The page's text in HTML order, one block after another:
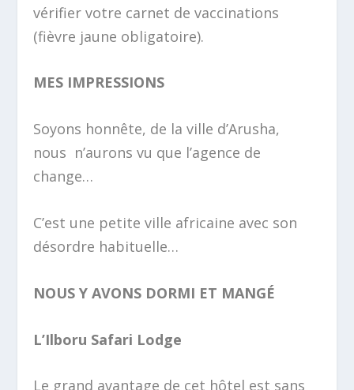
vérifier votre carnet de vaccinations
(fièvre jaune obligatoire).
MES IMPRESSIONS
​Soyons honnête, de la ville d’Arusha,
nous n’aurons vu que l’agence de
change…
C’est une petite ville africaine avec son
désordre habituelle…
NOUS Y AVONS DORMI ET MANGÉ
​L’Ilboru Safari Lodge
Le grand avantage de cet hôtel est sans